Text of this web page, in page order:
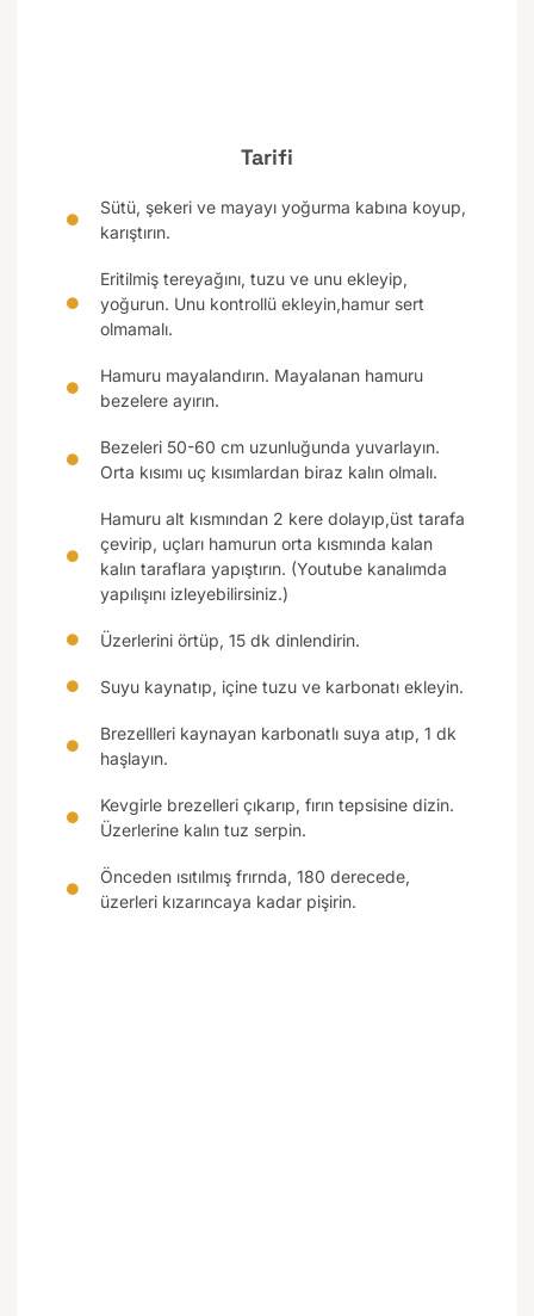
Tarifi
Sütü, şekeri ve mayayı yoğurma kabına koyup,
karıştırın.
Eritilmiş tereyağını, tuzu ve unu ekleyip,
yoğurun. Unu kontrollü ekleyin,hamur sert
olmamalı.
Hamuru mayalandırın. Mayalanan hamuru
bezelere ayırın.
Bezeleri 50-60 cm uzunluğunda yuvarlayın.
Orta kısımı uç kısımlardan biraz kalın olmalı.
Hamuru alt kısmından 2 kere dolayıp,üst tarafa
çevirip, uçları hamurun orta kısmında kalan
kalın taraflara yapıştırın. (Youtube kanalımda
yapılışını izleyebilirsiniz.)
Üzerlerini örtüp, 15 dk dinlendirin.
Suyu kaynatıp, içine tuzu ve karbonatı ekleyin.
Brezellleri kaynayan karbonatlı suya atıp, 1 dk
haşlayın.
Kevgirle brezelleri çıkarıp, fırın tepsisine dizin.
Üzerlerine kalın tuz serpin.
Önceden ısıtılmış frırnda, 180 derecede,
üzerleri kızarıncaya kadar pişirin.